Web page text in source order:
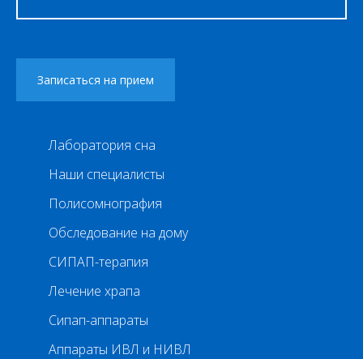
Лаборатория сна
Наши специалисты
Полисомнография
Обследование на дому
СИПАП-терапия
Лечение храпа
Сипап-аппараты
Аппараты ИВЛ и НИВЛ